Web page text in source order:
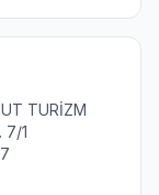
TURİZM
7/1